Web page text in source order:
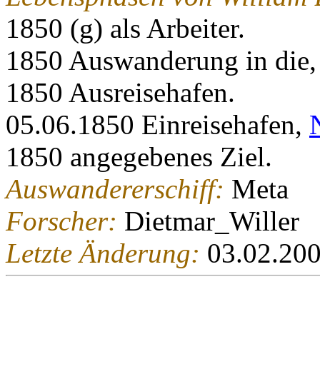
1850 (g) als Arbeiter.
1850 Auswanderung in
1850 Ausreisehafen.
05.06.1850 Einreisehafen,
1850 angegebenes Ziel.
Auswandererschiff: Meta
Forscher: Dietmar_Willer
Letzte Änderung: